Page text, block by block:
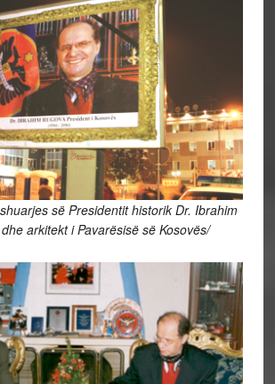
së Presidentit historik Dr. Ibrahim
arkitekt i Pavarësisë së Kosovës/